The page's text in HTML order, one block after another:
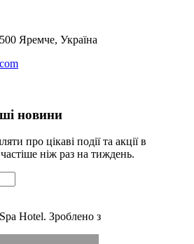
Яремче, Україна
новини
про цікаві події та акції в
ніж раз на тиждень.
Hotel. Зроблено з